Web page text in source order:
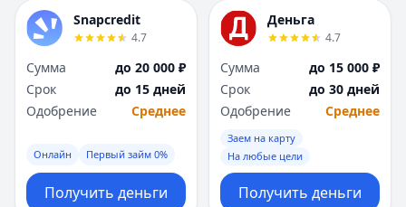
Snapcredit
4.7
Сумма
до 20 000 ₽
Срок
до 15 дней
Одобрение
Среднее
Онлайн Первый займ 0%
Получить деньги
Деньга
4.7
Сумма
до 15 000 ₽
Срок
до 30 дней
Одобрение
Среднее
Заем на карту
На любые цели
Получить деньги